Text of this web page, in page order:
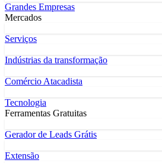
Grandes Empresas
Mercados
Serviços
Indústrias da transformação
Comércio Atacadista
Tecnologia
Ferramentas Gratuitas
Gerador de Leads Grátis
Extensão